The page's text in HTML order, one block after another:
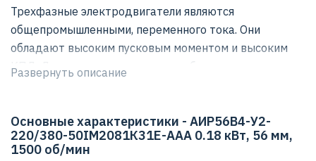
Трехфазные электродвигатели являются
общепромышленными, переменного тока. Они
обладают высоким пусковым моментом и высоким
КПД. Данные электродвигатели более долговечны и
круглосуточного применения также более
энергоэффективные, чем однофазные, что
обеспечивает экономию средств в течение всего
Развернуть описание
Основные характеристики - АИР56В4-У2-
220/380-50IМ2081К31Е-ААА 0.18 кВт, 56 мм,
1500 об/мин